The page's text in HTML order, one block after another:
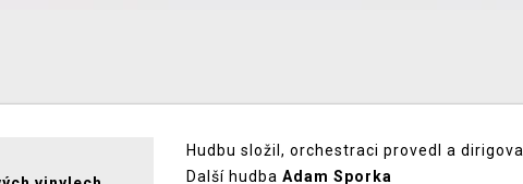
Hudbu složil, orchestraci provedl a dirigoval
Další hudba Adam Sporka